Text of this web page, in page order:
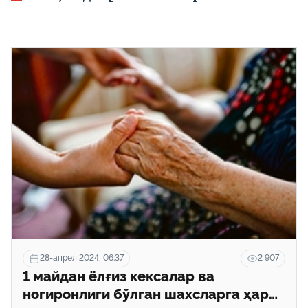
28-апрел 2024, 06:37 2 907
1 майдан ёлғиз кексалар ва
ногиронлиги бўлган шахсларга ҳар